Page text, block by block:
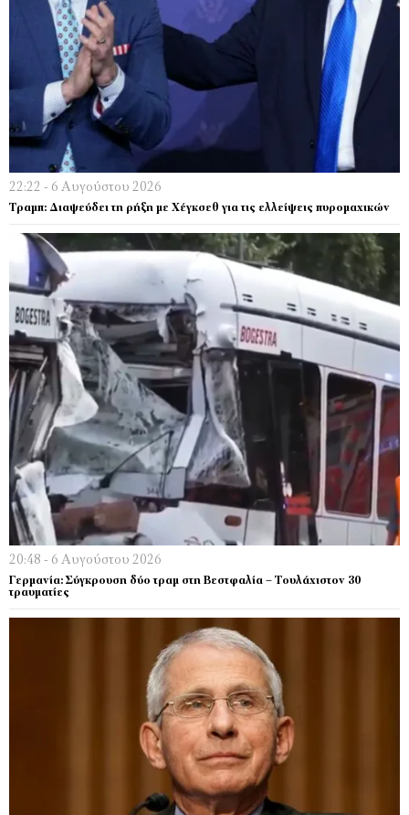
22:22 - 6 Αυγούστου 2026
Τραμπ: Διαψεύδει τη ρήξη με Χέγκσεθ για τις ελλείψεις πυρομαχικών
20:48 - 6 Αυγούστου 2026
Γερμανία: Σύγκρουση δύο τραμ στη Βεστφαλία – Τουλάχιστον 30
τραυματίες